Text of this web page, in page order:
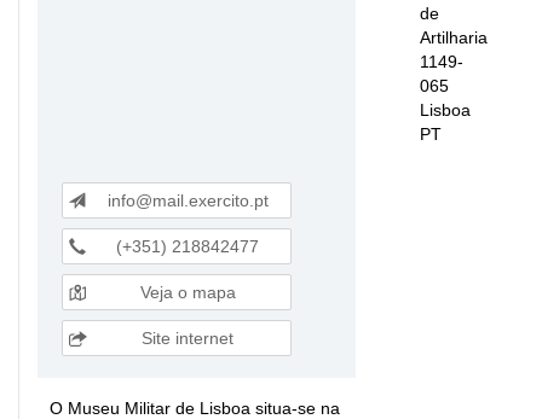
de
Artilharia
1149-
065
Lisboa
PT
info@mail.exercito.pt
(+351) 218842477
Veja o mapa
Site internet
O Museu Militar de Lisboa situa-se na